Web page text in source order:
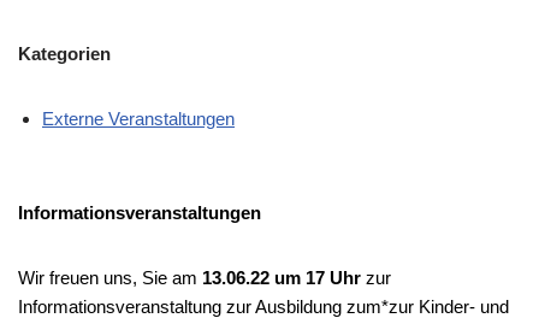
Kategorien
Externe Veranstaltungen
Informationsveranstaltungen
Wir freuen uns, Sie am 13.06.22 um 17 Uhr zur
Informationsveranstaltung zur Ausbildung zum*zur Kinder- und